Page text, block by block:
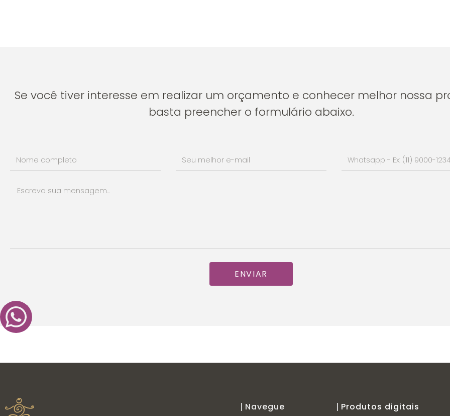
Se você tiver interesse em realizar um orçamento e conhecer melhor nossa
basta preencher o formulário abaixo.
ENVIAR
Navegue Produtos digitais